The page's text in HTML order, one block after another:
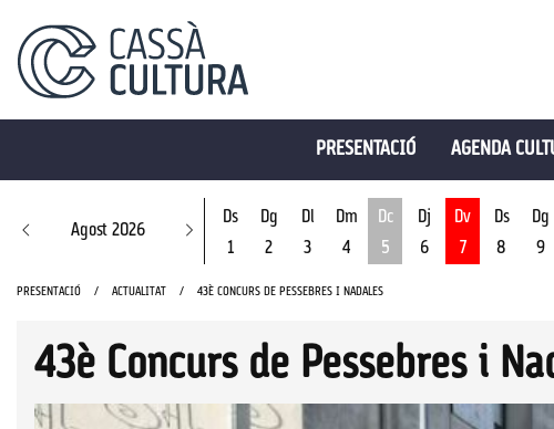
PRESENTACIÓ AGENDA
Agost 2026
Ds
1
Dg
2
Dl
3
Dm
4
Dc
5
Dj
6
Dv
7
Ds
8
Dg
9
PRESENTACIÓ ACTUALITAT 43È CONCURS DE PESSEBRES I NADALES
43è Concurs de Pessebres i